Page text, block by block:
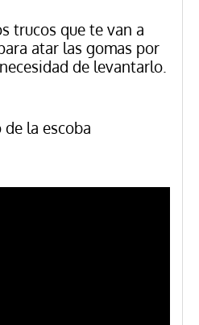
trucos que te van a
atar las gomas por
de levantarlo.
la escoba